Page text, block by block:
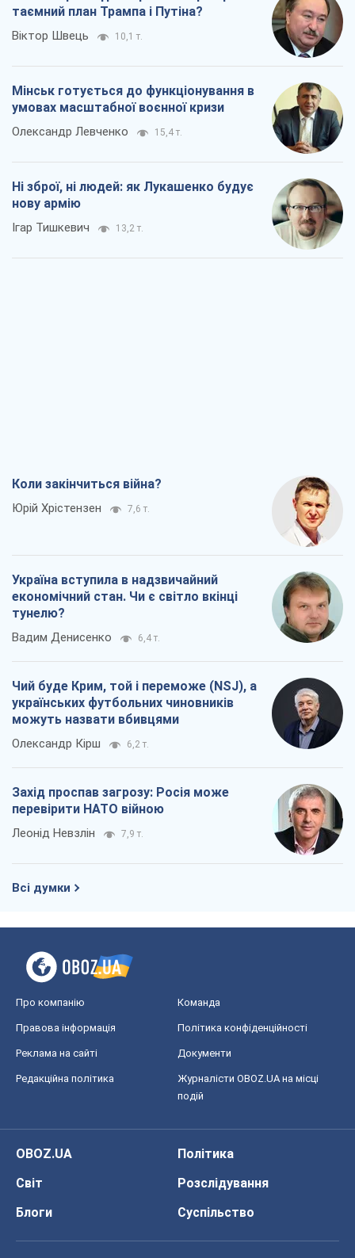
таємний план Трампа і Путіна?
Віктор Швець 10,1 т.
Мінськ готується до функціонування в
умовах масштабної воєнної кризи
Олександр Левченко 15,4 т.
Ні зброї, ні людей: як Лукашенко будує
нову армію
Ігар Тишкевич 13,2 т.
Коли закінчиться війна?
Юрій Хрістензен 7,6 т.
Україна вступила в надзвичайний
економічний стан. Чи є світло вкінці
тунелю?
Вадим Денисенко 6,4 т.
Чий буде Крим, той і переможе (NSJ), а
українських футбольних чиновників
можуть назвати вбивцями
Олександр Кірш 6,2 т.
Захід проспав загрозу: Росія може
перевірити НАТО війною
Леонід Невзлін 7,9 т.
Всі думки
Про компанію Команда
Правова інформація Політика конфіденційності
Реклама на сайті Документи
Редакційна політика
Журналісти OBOZ.UA на місці
подій
OBOZ.UA
Політика
Світ
Розслідування
Блоги
Суспільство